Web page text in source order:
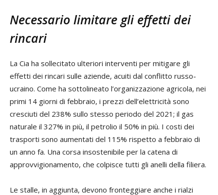
Necessario limitare gli effetti dei
rincari
La Cia ha sollecitato ulteriori interventi per mitigare gli
effetti dei rincari sulle aziende, acuiti dal conflitto russo-
ucraino. Come ha sottolineato l’organizzazione agricola, nei
primi 14 giorni di febbraio, i prezzi dell’elettricità sono
cresciuti del 238% sullo stesso periodo del 2021; il gas
naturale il 327% in più, il petrolio il 50% in più. I costi dei
trasporti sono aumentati del 115% rispetto a febbraio di
un anno fa. Una corsa insostenibile per la catena di
approvvigionamento, che colpisce tutti gli anelli della filiera.
Le stalle, in aggiunta, devono fronteggiare anche i rialzi